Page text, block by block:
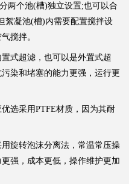
个池(槽)独立设置;也可以合
絮凝池(槽)内需要配置搅拌设
搅拌。
式超滤，也可以是外置式超
染和堵塞的能力更强，运行更
选采用PTFE材质，因为其耐
旋转泡沫分离法，常温常压操
强，成本更低，操作维护更加